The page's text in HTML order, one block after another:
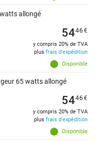
allongé
Disponible
5446€
y compris 20% de TVA
plus frais d'expédition
65 watts allongé
Disponible
5446€
y compris 20% de TVA
plus frais d'expédition